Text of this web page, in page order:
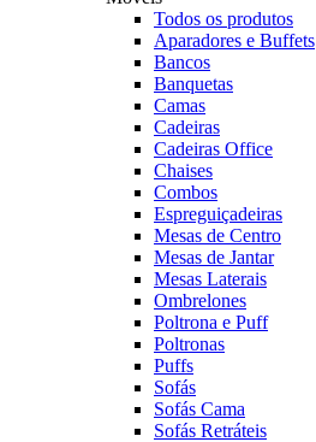
Todos os produtos
Aparadores e Buffets
Bancos
Banquetas
Camas
Cadeiras
Cadeiras Office
Chaises
Combos
Espreguiçadeiras
Mesas de Centro
Mesas de Jantar
Mesas Laterais
Ombrelones
Poltrona e Puff
Poltronas
Puffs
Sofás
Sofás Cama
Sofás Retráteis